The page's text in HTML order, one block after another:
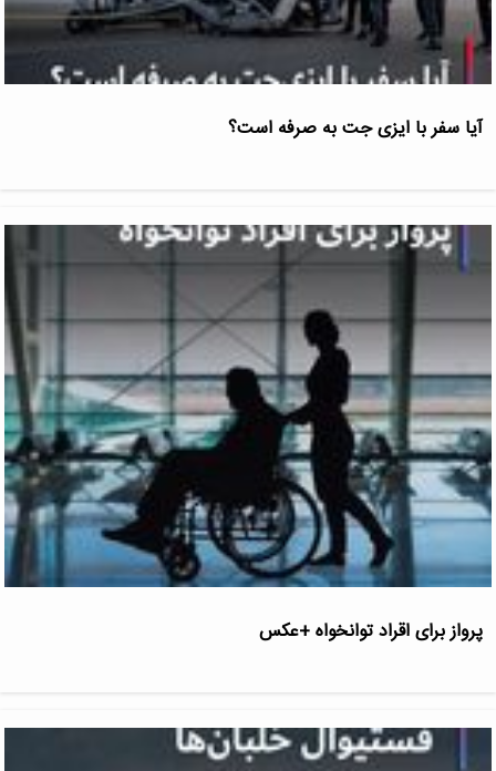
آیا سفر با ایزی جت به صرفه است؟
پرواز برای اقراد توانخواه +عکس